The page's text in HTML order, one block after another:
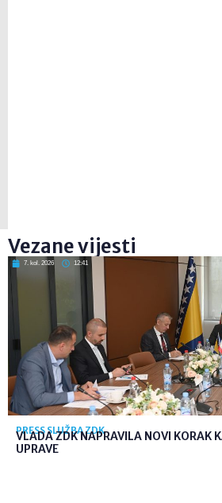
Vezane vijesti
7. kol. 2026 12:41
PRESS SLUŽBA ZDK
VLADA ZDK NAPRAVILA NOVI KORAK
UPRAVE